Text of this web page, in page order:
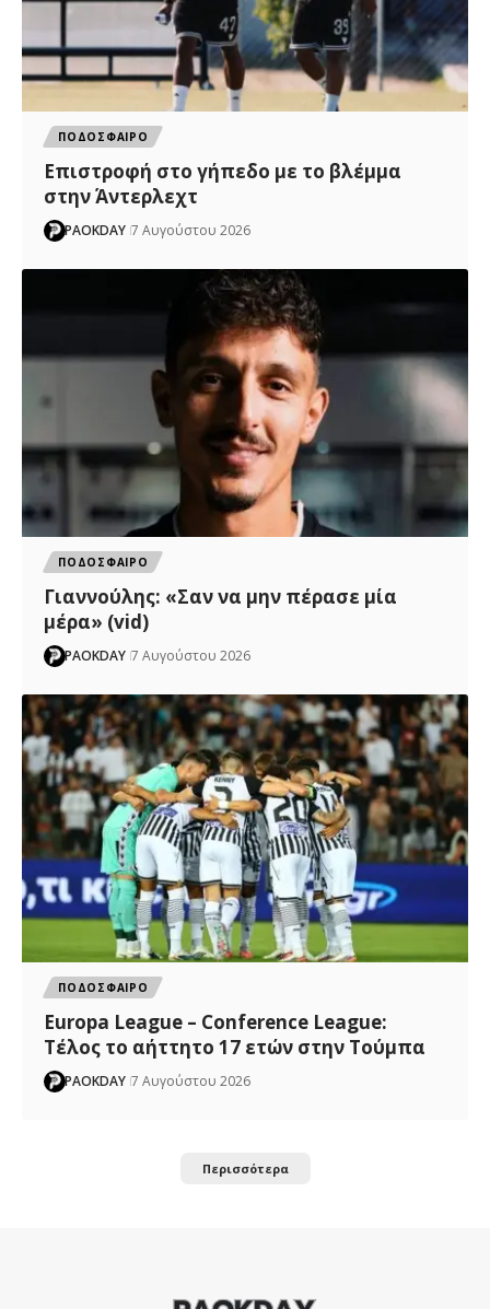
ΠΟΔΟΣΦΑΙΡΟ
Επιστροφή στο γήπεδο με το βλέμμα
στην Άντερλεχτ
PAOKDAY 7 Αυγούστου 2026
ΠΟΔΟΣΦΑΙΡΟ
Γιαννούλης: «Σαν να μην πέρασε μία
μέρα» (vid)
PAOKDAY 7 Αυγούστου 2026
ΠΟΔΟΣΦΑΙΡΟ
Europa League – Conference League:
Τέλος το αήττητο 17 ετών στην Τούμπα
PAOKDAY 7 Αυγούστου 2026
Περισσότερα